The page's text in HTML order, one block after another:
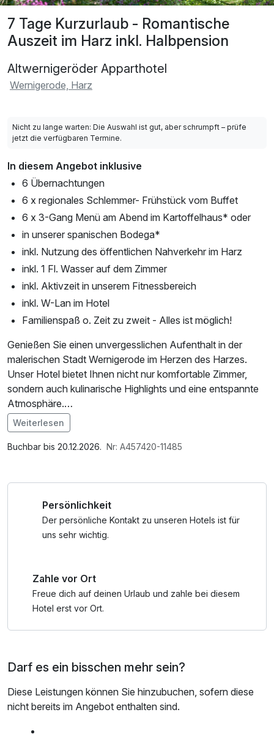
7 Tage Kurzurlaub - Romantische
Auszeit im Harz inkl. Halbpension
Altwernigeröder Apparthotel
Wernigerode, Harz
Nicht zu lange warten: Die Auswahl ist gut, aber schrumpft – prüfe
jetzt die verfügbaren Termine.
In diesem Angebot inklusive
6 Übernachtungen
6 x regionales Schlemmer- Frühstück vom Buffet
6 x 3-Gang Menü am Abend im Kartoffelhaus* oder
in unserer spanischen Bodega*
inkl. Nutzung des öffentlichen Nahverkehr im Harz
inkl. 1 Fl. Wasser auf dem Zimmer
inkl. Aktivzeit in unserem Fitnessbereich
inkl. W-Lan im Hotel
Familienspaß o. Zeit zu zweit - Alles ist möglich!
Genießen Sie einen unvergesslichen Aufenthalt in der
malerischen Stadt Wernigerode im Herzen des Harzes.
Unser Hotel bietet Ihnen nicht nur komfortable Zimmer,
sondern auch kulinarische Highlights und eine entspannte
Atmosphäre.
*Altdeutsches Kartoffelhaus Mittwochs Ruhetag
Spanische Bodega Sonntags und Montags Ruhetag
Im Angebot enthalten
1 Flasche Mineralwasser, Nutzung des Fitnessbereichs, W-
Weiterlesen
Buchbar bis 20.12.2026. Nr: A457420-11485
Persönlichkeit
Der persönliche Kontakt zu unseren Hotels ist für
uns sehr wichtig.
Zahle vor Ort
Freue dich auf deinen Urlaub und zahle bei diesem
Hotel erst vor Ort.
Darf es ein bisschen mehr sein?
Diese Leistungen können Sie hinzubuchen, sofern diese
nicht bereits im Angebot enthalten sind.